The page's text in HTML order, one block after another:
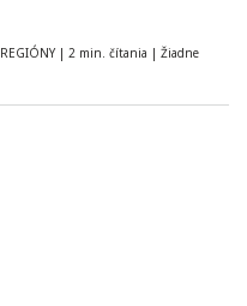
REGIÓNY | 2 min. čítania | Žiadne